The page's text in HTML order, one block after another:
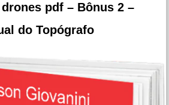
pdf – Bônus 2 –
do Topógrafo